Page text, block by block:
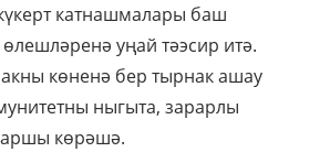
катнашмалары баш
уңай тәэсир итә.
көненә бер тырнак ашау
ныгыта, зарарлы
көрәшә.